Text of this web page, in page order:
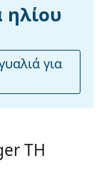
για τον
ηλίου.
ηλίουγια να
μάρκες.
ηλίου
για
TH